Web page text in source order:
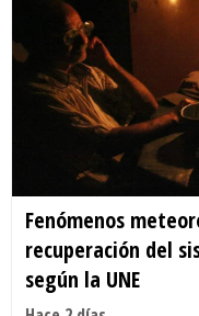
Fenómenos
recuperación del
según la UNE